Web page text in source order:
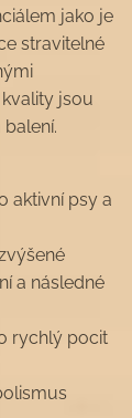
jako je
stravitelné
jsou
aktivní psy a
a následné
rychlý pocit